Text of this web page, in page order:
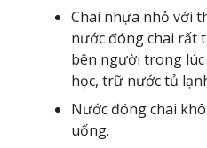
Chai nhựa nhỏ với
nước đóng chai rất
bên người trong
học, trữ nước tủ
Nước đóng chai
uống.